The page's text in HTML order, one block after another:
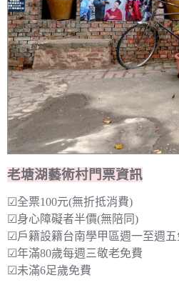
老塘湖藝術村門票資訊
☑全票100元(無折抵消費)
☑身心障礙者半價(無陪同)
☑戶籍設籍台南學甲區週一至週五
☑年滿80歲每週三敬老免費
☑未滿6足歲免費